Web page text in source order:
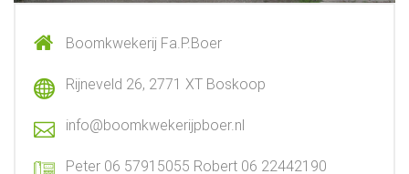
Boomkwekerij Fa.P.Boer
Rijneveld 26, 2771 XT Boskoop
info@boomkwekerijpboer.nl
Peter 06 57915055 Robert 06 22442190